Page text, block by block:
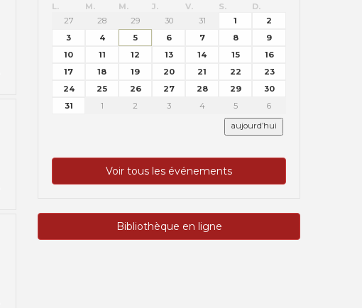
L. M. M. J. V. S.
D.
27
28 29 30 31 1
2
3
4 5 6 7 8
9
10
11 12 13 14 15
16
17
18 19 20 21 22
23
24
25 26 27 28 29
30
31
1 2 3 4 5 6
aujourd’hui
Voir tous les événements
Bibliothèque en ligne